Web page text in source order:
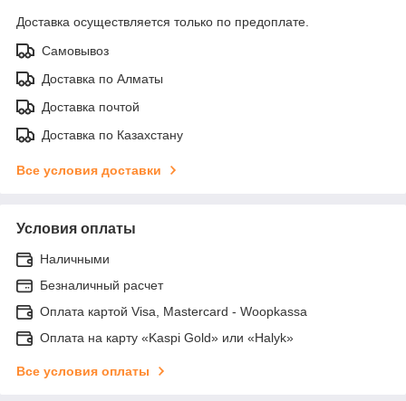
Доставка осуществляется только по предоплате.
Самовывоз
Доставка по Алматы
Доставка почтой
Доставка по Казахстану
Все условия доставки
Условия оплаты
Наличными
Безналичный расчет
Оплата картой Visa, Mastercard - Woopkassa
Оплата на карту «Kaspi Gold» или «Halyk»
Все условия оплаты